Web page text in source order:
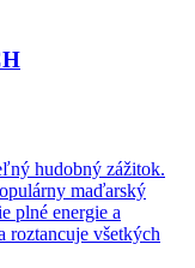
hudobný zážitok.
maďarský
plné energie a
roztancuje všetkých